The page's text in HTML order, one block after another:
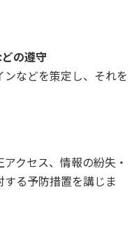
の遵守
などを策定し、それを
クセス、情報の紛失・
る予防措置を講じま